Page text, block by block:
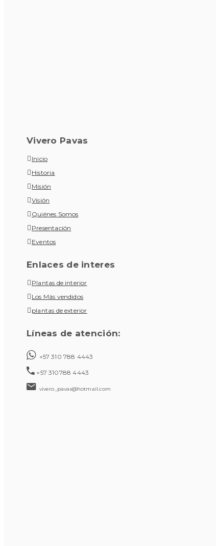
Vivero Pavas
Inicio
Historia
Misión
Visión
Quiénes Somos
Presentación
Eventos
Enlaces de interes
Plantas de interior
Los Más vendidos
plantas de exterior
Líneas de atención:
+57 310 788 4443
+57 310788 4443
vivero_pavas@hotmail.com